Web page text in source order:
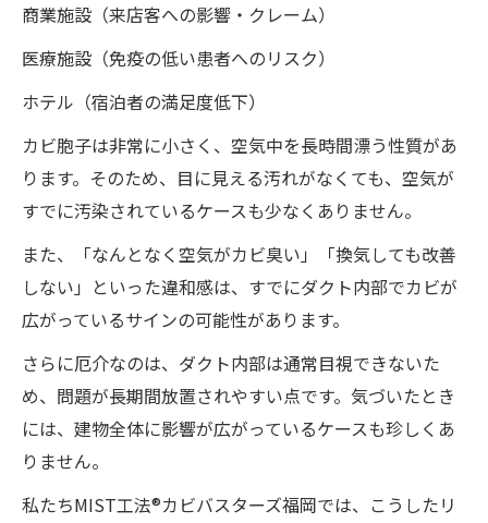
商業施設（来店客への影響・クレーム）
医療施設（免疫の低い患者へのリスク）
ホテル（宿泊者の満足度低下）
カビ胞子は非常に小さく、空気中を長時間漂う性質があ
ります。そのため、目に見える汚れがなくても、空気が
すでに汚染されているケースも少なくありません。
また、「なんとなく空気がカビ臭い」「換気しても改善
しない」といった違和感は、すでにダクト内部でカビが
広がっているサインの可能性があります。
さらに厄介なのは、ダクト内部は通常目視できないた
め、問題が長期間放置されやすい点です。気づいたとき
には、建物全体に影響が広がっているケースも珍しくあ
りません。
私たちMIST工法®カビバスターズ福岡では、こうしたリ